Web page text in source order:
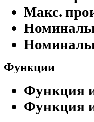
Макс.
Функции
Функция
Функция